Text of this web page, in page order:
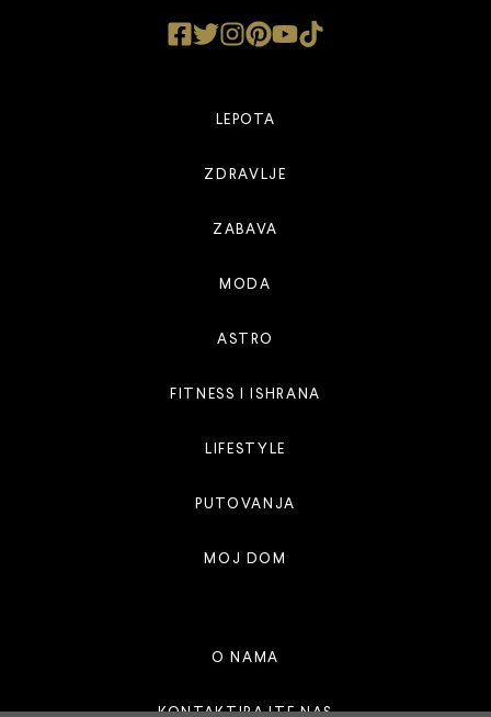
LEPOTA
ZDRAVLJE
ZABAVA
MODA
ASTRO
FITNESS I ISHRANA
LIFESTYLE
PUTOVANJA
MOJ DOM
O NAMA
KONTAKTIRAJTE NAS